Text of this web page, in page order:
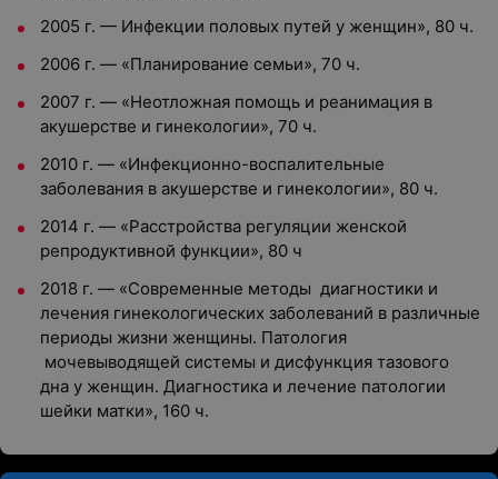
2005 г. — Инфекции половых путей у женщин», 80 ч.
2006 г. — «Планирование семьи», 70 ч.
2007 г. — «Неотложная помощь и реанимация в
акушерстве и гинекологии», 70 ч.
2010 г. — «Инфекционно-воспалительные
заболевания в акушерстве и гинекологии», 80 ч.
2014 г. — «Расстройства регуляции женской
репродуктивной функции», 80 ч
2018 г. — «Современные методы диагностики и
лечения гинекологических заболеваний в различные
периоды жизни женщины. Патология
мочевыводящей системы и дисфункция тазового
дна у женщин. Диагностика и лечение патологии
шейки матки», 160 ч.